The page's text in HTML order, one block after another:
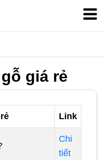
giá rẻ
Link
Chi
tiết